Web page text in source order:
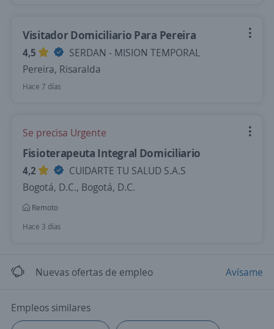
Visitador Domiciliario Para Pereira
4,5
SERDAN - MISION TEMPORAL
Pereira, Risaralda
Hace 7 días
Se precisa Urgente
Fisioterapeuta Integral Domiciliario
4,2
CUIDARTE TU SALUD S.A.S
Bogotá, D.C., Bogotá, D.C.
Remoto
Hace 3 días
Nuevas ofertas de empleo Avísame
Empleos similares